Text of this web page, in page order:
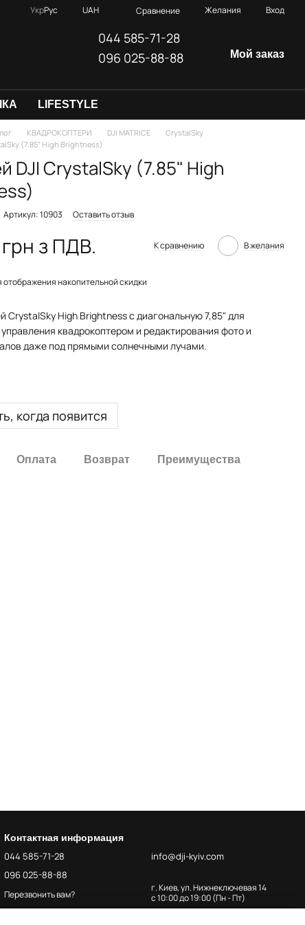
УкрРус UAH Сравнение Желания Вход
044 585-71-28
096 025-88-88
Мой заказ
LIFESTYLE
КВАДРОКОПТЕРИ DJI MATRICE
CrystalSky
(7.85" High Brightness)
DJI CrystalSky (7.85" High
Артикул: 10903 Оставить отзыв
з ПДВ. К сравнению В желания
отображения накопительной скидки
CrystalSky High Brightness с диагональную 7,85" для
квадрокоптером и редактирования фото и
даже под прямыми солнечными лучами.
когда появится
Оплата Возврат Преимущества
Контактная информация
044 585-71-28
096 025-88-88
Перезвонить вам?
info@dji-kyiv.com
г. Киев, ул. Нижнеключевая 14
с 10:00 до 19:00 (Пн - Пт)
Карта проезда